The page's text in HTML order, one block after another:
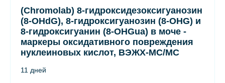
(Chromolab) 8-гидроксидезоксигуанозин
(8-OHdG), 8-гидроксигуанозин (8-OHG) и
8-гидроксигуанин (8-OHGua) в моче -
маркеры оксидативного повреждения
нуклеиновых кислот, ВЭЖХ-МС/МС
11 дней